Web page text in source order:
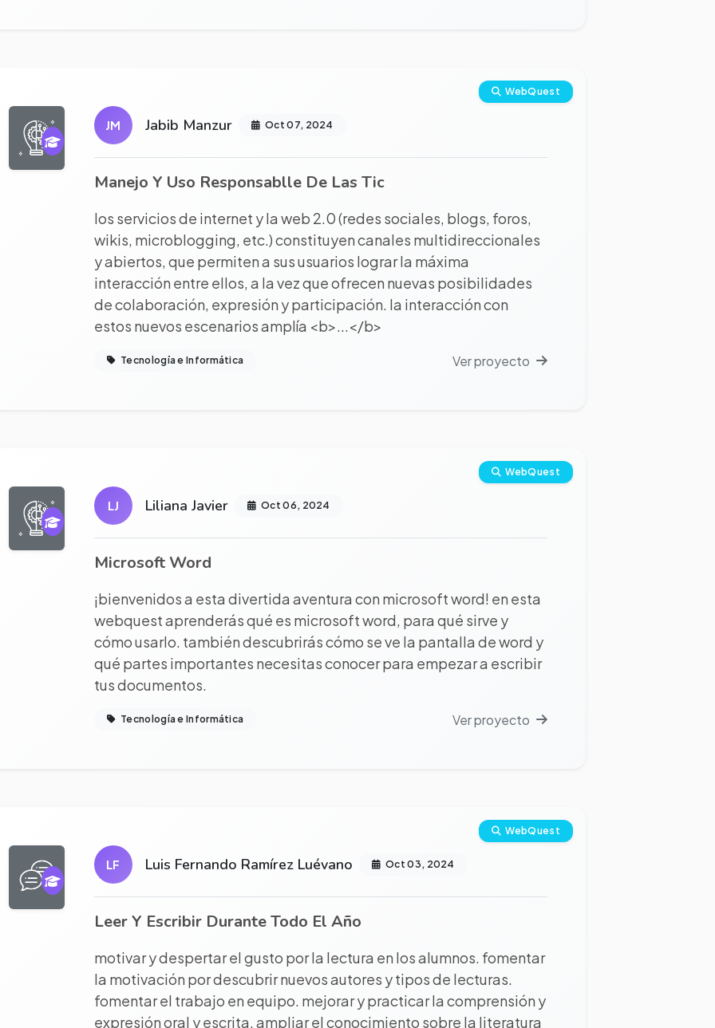
WebQuest
JM Jabib Manzur Oct 07, 2024
Manejo Y Uso Responsablle De Las Tic
los servicios de internet y la web 2.0 (redes sociales, blogs, foros,
wikis, microblogging, etc.) constituyen canales multidireccionales
y abiertos, que permiten a sus usuarios lograr la máxima
interacción entre ellos, a la vez que ofrecen nuevas posibilidades
de colaboración, expresión y participación. la interacción con
estos nuevos escenarios amplía <b>...</b>
Tecnología e Informática Ver proyecto
WebQuest
LJ Liliana Javier Oct 06, 2024
Microsoft Word
¡bienvenidos a esta divertida aventura con microsoft word! en esta
webquest aprenderás qué es microsoft word, para qué sirve y
cómo usarlo. también descubrirás cómo se ve la pantalla de word y
qué partes importantes necesitas conocer para empezar a escribir
tus documentos.
Tecnología e Informática Ver proyecto
WebQuest
LF Luis Fernando Ramírez Luévano Oct 03, 2024
Leer Y Escribir Durante Todo El Año
motivar y despertar el gusto por la lectura en los alumnos. fomentar
la motivación por descubrir nuevos autores y tipos de lecturas.
fomentar el trabajo en equipo. mejorar y practicar la comprensión y
expresión oral y escrita. ampliar el conocimiento sobre la literatura